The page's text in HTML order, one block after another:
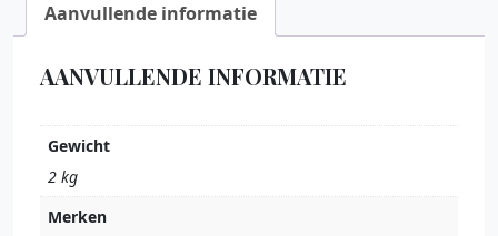
Aanvullende informatie
AANVULLENDE INFORMATIE
Gewicht
2 kg
Merken